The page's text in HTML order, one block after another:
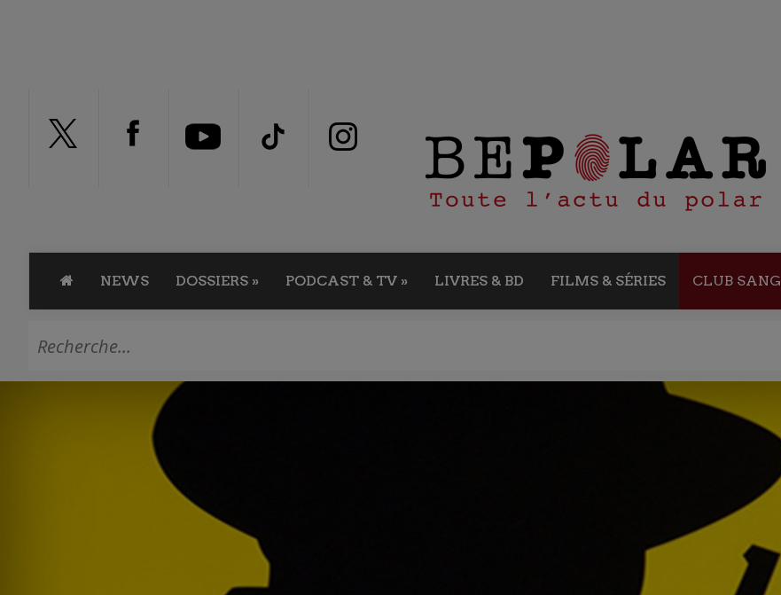
NEWS DOSSIERS » PODCAST & TV » LIVRES & BD FILMS & SÉRIES CLUB SANG